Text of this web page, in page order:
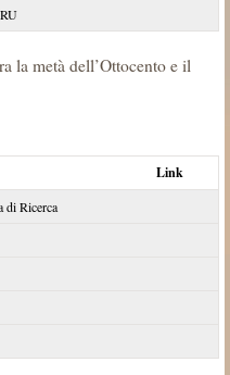
RU
la metà dell’Ottocento e il
Link
di Ricerca